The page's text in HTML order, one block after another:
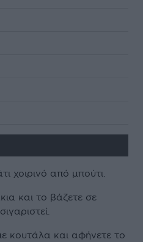
χοιρινό από μπούτι.
και το βάζετε σε
κουτάλα και αφήνετε το